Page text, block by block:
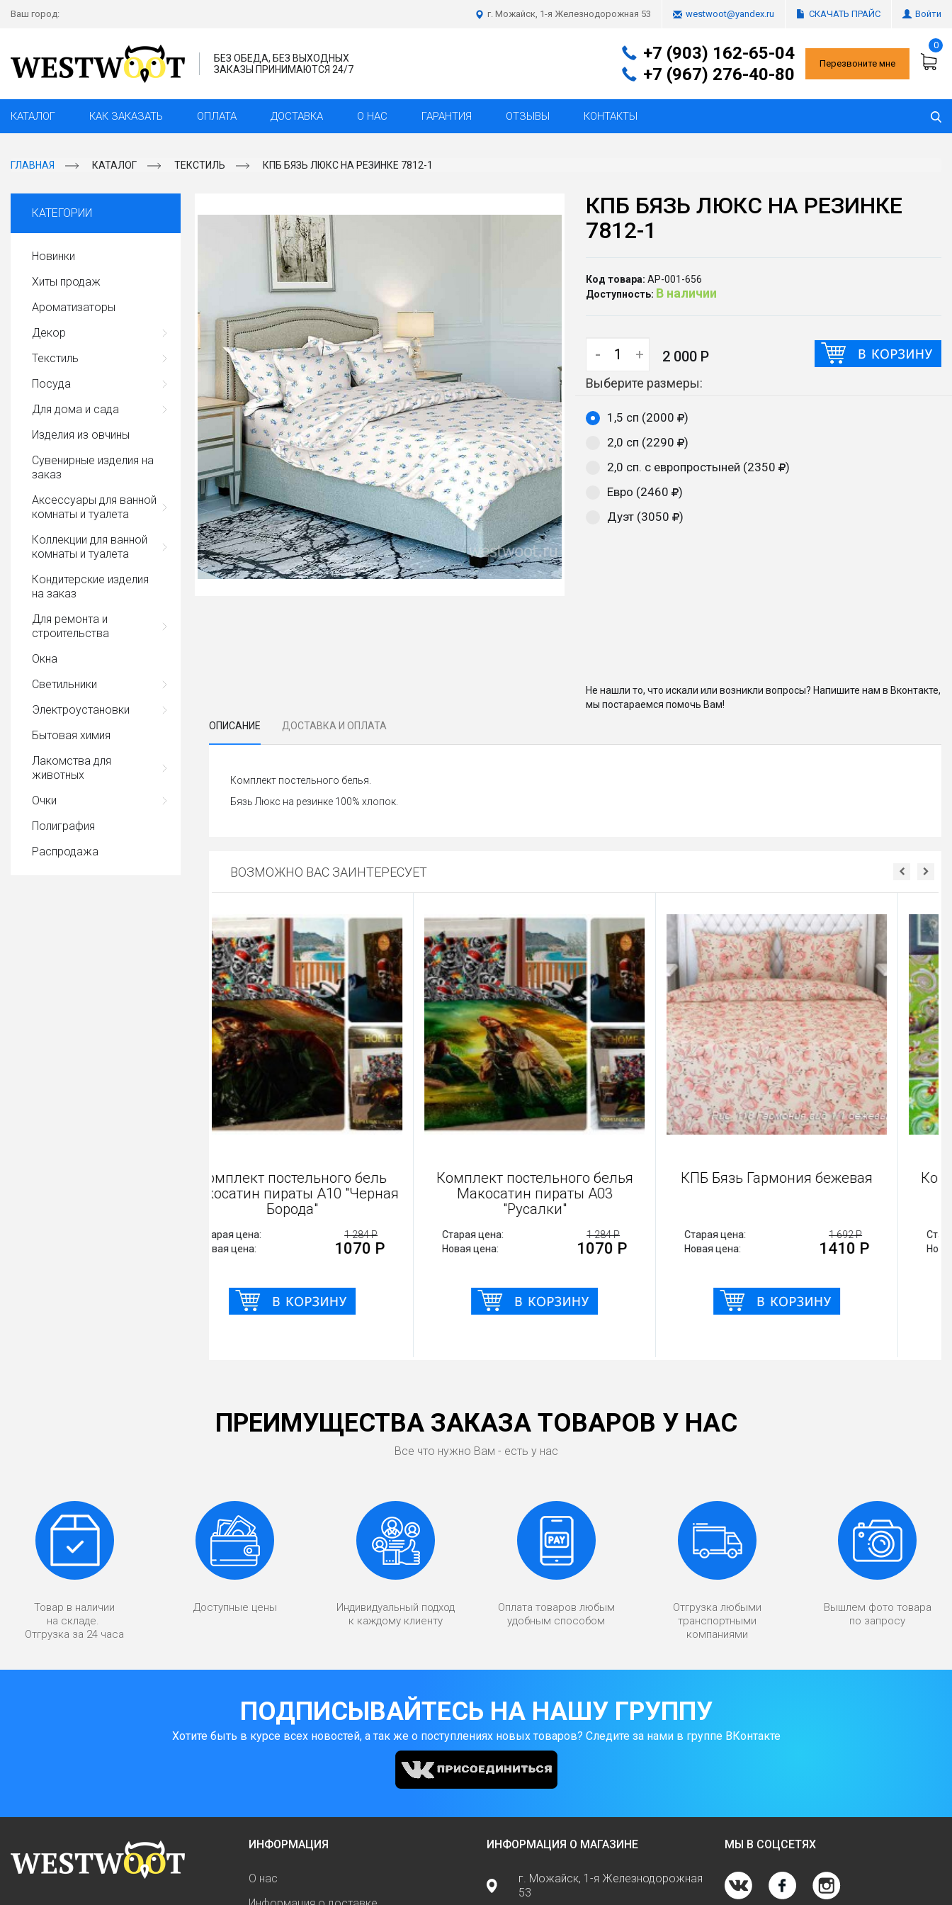
Ваш город: г. Можайск, 1-я Железнодорожная 53 westwoot@yandex.ru СКАЧАТЬ ПРАЙС Войти
БЕЗ ОБЕДА, БЕЗ ВЫХОДНЫХ
ЗАКАЗЫ ПРИНИМАЮТСЯ 24/7
+7 (903) 162-65-04
+7 (967) 276-40-80
Перезвоните мне
0
КАТАЛОГ КАК ЗАКАЗАТЬ ОПЛАТА ДОСТАВКА О НАС ГАРАНТИЯ ОТЗЫВЫ КОНТАКТЫ
ГЛАВНАЯ КАТАЛОГ ТЕКСТИЛЬ КПБ БЯЗЬ ЛЮКС НА РЕЗИНКЕ 7812-1
КАТЕГОРИИ
Новинки
Хиты продаж
Ароматизаторы
Декор
Текстиль
Посуда
Для дома и сада
Изделия из овчины
Сувенирные изделия на
заказ
Аксессуары для ванной
комнаты и туалета
Коллекции для ванной
комнаты и туалета
Кондитерские изделия
на заказ
Для ремонта и
строительства
Окна
Светильники
Электроустановки
Бытовая химия
Лакомства для
животных
Очки
Полиграфия
Распродажа
КПБ БЯЗЬ ЛЮКС НА РЕЗИНКЕ
7812-1
Код товара: АР-001-656
Доступность: В наличии
- + 2 000 Р
Выберите размеры:
1,5 сп (2000
)
2,0 сп (2290
)
2,0 сп. с европростыней (2350
)
Евро (2460
)
Дуэт (3050
)
Не нашли то, что искали или возникли вопросы? Напишите нам в Вконтакте,
мы постараемся помочь Вам!
ОПИСАНИЕ
ДОСТАВКА И ОПЛАТА
Комплект постельного белья.
Бязь Люкс на резинке 100% хлопок.
ВОЗМОЖНО ВАС ЗАИНТЕРЕСУЕТ
Комплект постельного бель
Макосатин пираты A10 "Черная
Борода"
Старая цена:
Новая цена:
1070 Р
Комплект постельного белья
Макосатин пираты A03
"Русалки"
Старая цена:
Новая цена:
1070 Р
КПБ Бязь Гармония бежевая
Старая цена:
Новая цена:
1410 Р
ПРЕИМУЩЕСТВА ЗАКАЗА ТОВАРОВ У НАС
Все что нужно Вам - есть у нас
Товар в наличии
на складе.
Отгрузка за 24 часа
Доступные цены
Индивидуальный подход
к каждому клиенту
Оплата товаров любым
удобным способом
Отгрузка любыми
транспортными
компаниями
Вышлем фото товара
по запросу
ПОДПИСЫВАЙТЕСЬ НА НАШУ ГРУППУ
Хотите быть в курсе всех новостей, а так же о поступлениях новых товаров? Следите за нами в группе ВКонтакте
ИНФОРМАЦИЯ
О нас
ИНФОРМАЦИЯ О МАГАЗИНЕ
г. Можайск, 1-я Железнодорожная
53
МЫ В СОЦСЕТЯХ